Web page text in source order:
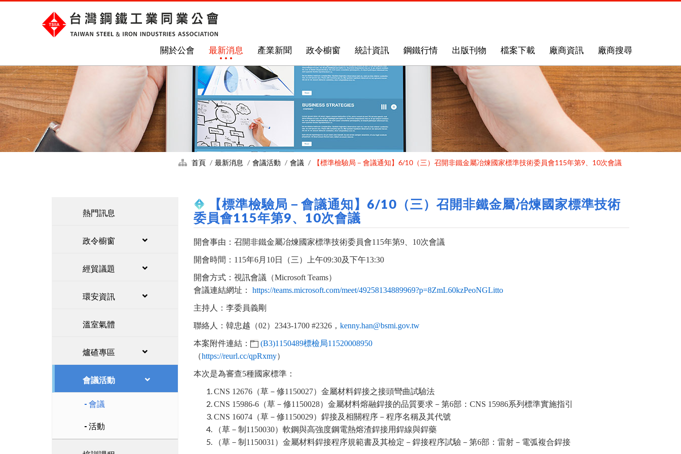
關於公會 最新消息 產業新聞 政令櫥窗 統計資訊 鋼鐵行情 出版刊物 檔案下載 廠商資訊 廠商搜尋
首頁 最新消息 會議活動 會議 【標準檢驗局－會議通知】6/10（三）召開非鐵金屬冶煉國家標準技術委員會115年第9、10次會議
熱門訊息
政令櫥窗
經貿議題
環安資訊
溫室氣體
爐碴專區
會議活動
會議
活動
【標準檢驗局－會議通知】6/10（三）召開非鐵金屬冶煉國家標準技術
委員會115年第9、10次會議
開會事由：召開非鐵金屬冶煉國家標準技術委員會115年第9、10次會議
開會時間：115年6月10日（三）上午09:30及下午13:30
開會方式：視訊會議（Microsoft Teams）
會議連結網址： https://teams.microsoft.com/meet/49258134889969?p=8ZmL60kzPeoNGLitto
主持人：李委員義剛
聯絡人：韓忠越（02）2343-1700 #2326， kenny.han@bsmi.gov.tw
本案附件連結：
(B3)1150489標檢局11520008950
（https://reurl.cc/qpRxmy）
本次是為審查5種國家標準：
CNS 12676（草－修1150027）金屬材料銲接之接頭彎曲試驗法
CNS 15986-6（草－修1150028）金屬材料熔融銲接的品質要求－第6部：CNS 15986系列標準實施指引
CNS 16074（草－修1150029）銲接及相關程序－程序名稱及其代號
（草－制1150030）軟鋼與高強度鋼電熱熔渣銲接用銲線與銲藥
（草－制1150031）金屬材料銲接程序規範書及其檢定－銲接程序試驗－第6部：雷射－電弧複合銲接